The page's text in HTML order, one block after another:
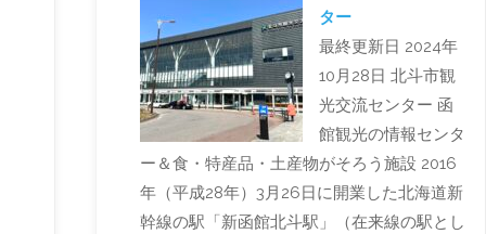
ター
最終更新日 2024年
10月28日 北斗市観
光交流センター 函
館観光の情報センタ
ー＆食・特産品・土産物がそろう施設 2016
年（平成28年）3月26日に開業した北海道新
幹線の駅「新函館北斗駅」（在来線の駅とし